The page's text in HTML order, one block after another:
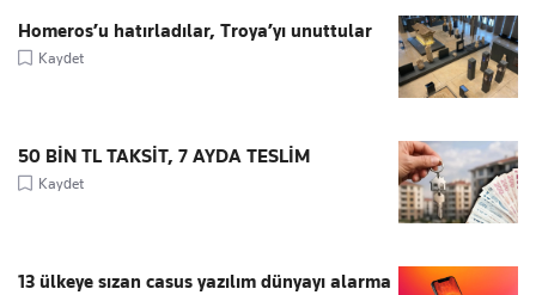
Homeros’u hatırladılar, Troya’yı unuttular
Kaydet
50 BİN TL TAKSİT, 7 AYDA TESLİM
Kaydet
13 ülkeye sızan casus yazılım dünyayı alarma